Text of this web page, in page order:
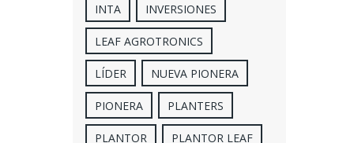
INTA INVERSIONES
LEAF AGROTRONICS
LÍDER NUEVA PIONERA
PIONERA PLANTERS
PLANTOR PLANTOR LEAF